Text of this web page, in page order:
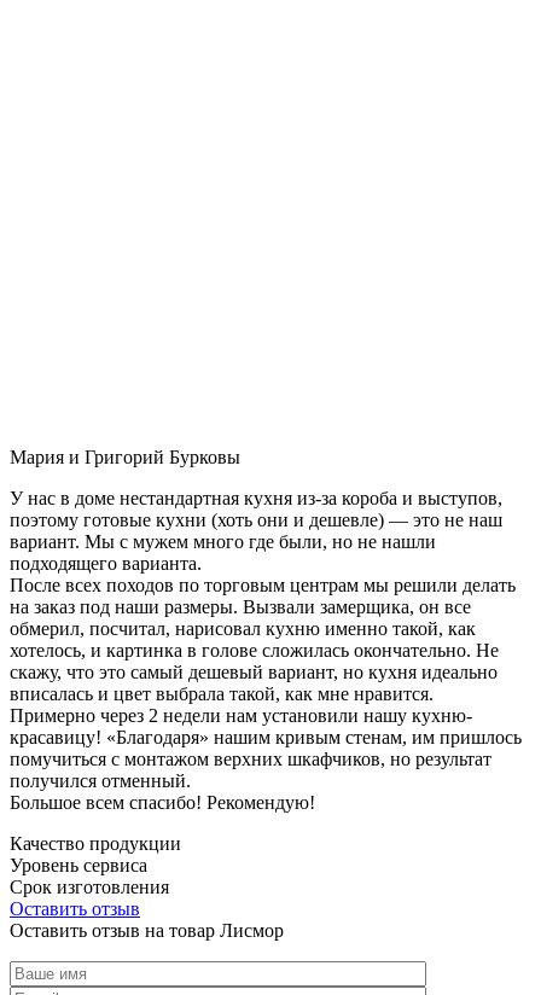
Мария и Григорий Бурковы
У нас в доме нестандартная кухня из-за короба и выступов,
поэтому готовые кухни (хоть они и дешевле) — это не наш
вариант. Мы с мужем много где были, но не нашли
подходящего варианта.
После всех походов по торговым центрам мы решили делать
на заказ под наши размеры. Вызвали замерщика, он все
обмерил, посчитал, нарисовал кухню именно такой, как
хотелось, и картинка в голове сложилась окончательно. Не
скажу, что это самый дешевый вариант, но кухня идеально
вписалась и цвет выбрала такой, как мне нравится.
Примерно через 2 недели нам установили нашу кухню-
красавицу! «Благодаря» нашим кривым стенам, им пришлось
помучиться с монтажом верхних шкафчиков, но результат
получился отменный.
Большое всем спасибо! Рекомендую!
Качество продукции
Уровень сервиса
Срок изготовления
Оставить отзыв
Оставить отзыв на товар Лисмор